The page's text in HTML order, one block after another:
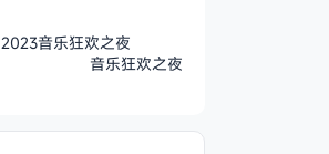
2023音乐狂欢之夜
音乐狂欢之夜